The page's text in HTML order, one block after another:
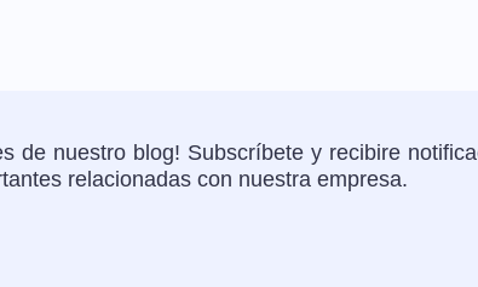
de nuestro blog! Subscríbete y recibire
relacionadas con nuestra empresa.